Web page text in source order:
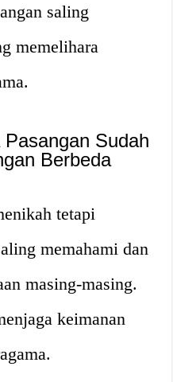
saling
memelihara
Sudah
Berbeda
tetapi
memahami dan
masing-masing.
keimanan